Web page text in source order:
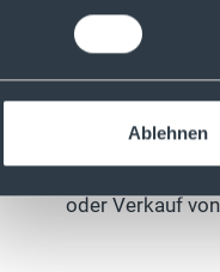
Ablehnen
Die
oder Verkauf